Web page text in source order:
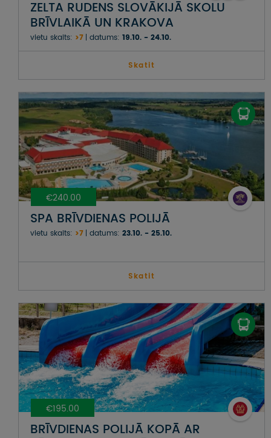
ZELTA RUDENS SLOVĀKIJĀ SKOLU
BRĪVLAIKĀ UN KRAKOVA
vietu skaits: >7 datums: 19.10. - 24.10.
Skatit
€240.00
SPA BRĪVDIENAS POLIJĀ
vietu skaits: >7 datums: 23.10. - 25.10.
Skatit
€195.00
BRĪVDIENAS POLIJĀ KOPĀ AR